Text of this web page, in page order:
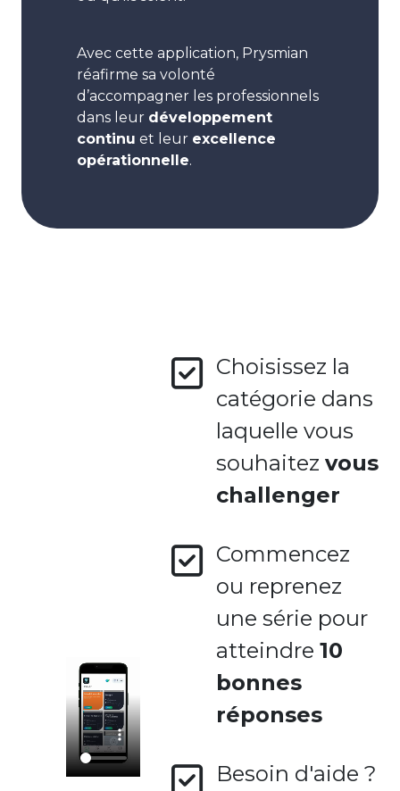
Avec cette application, Prysmian
réafirme sa volonté
d’accompagner les professionnels
dans leur développement
continu et leur excellence
opérationnelle.
Choisissez la
catégorie dans
laquelle vous
souhaitez vous
challenger
Commencez
ou reprenez
une série pour
atteindre 10
bonnes
réponses
Besoin d'aide ?